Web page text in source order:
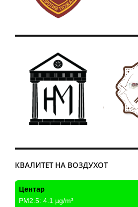
КВАЛИТЕТ НА ВОЗДУХОТ
Центар
PM2.5: 4.1 µg/m³